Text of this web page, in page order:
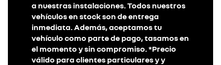
a nuestras instalaciones. Todos nuestros
vehículos en stock son de entrega
inmediata. Además, aceptamos tu
vehículo como parte de pago, tasamos en
el momento y sin compromiso. *Precio
válido para clientes particulares y y